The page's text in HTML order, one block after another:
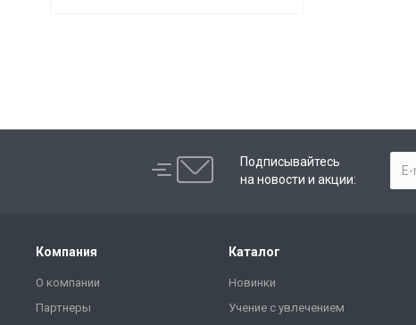
Подписывайтесь
на новости и акции:
Компания
О компании
Партнеры
Каталог
Новинки
Учение с увлечением